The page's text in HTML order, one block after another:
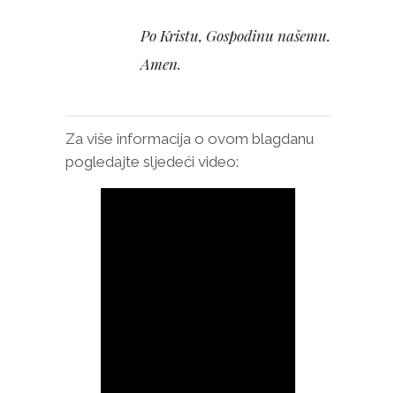
Po Kristu, Gospodinu našemu.
Amen.
Za više informacija o ovom blagdanu
pogledajte sljedeći video: